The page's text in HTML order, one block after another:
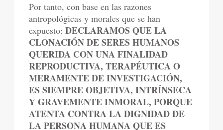
Por tanto, con base en las razones
antropológicas y morales que se han
expuesto:DECLARAMOS QUE LA
CLONACIÓN DE SERES HUMANOS
QUERIDA CON UNA FINALIDAD
REPRODUCTIVA, TERAPÉUTICA O
MERAMENTE DE INVESTIGACIÓN,
ES SIEMPRE OBJETIVA, INTRÍNSECA
Y GRAVEMENTE INMORAL, PORQUE
ATENTA CONTRA LA DIGNIDAD DE
LA PERSONA HUMANA QUE ES